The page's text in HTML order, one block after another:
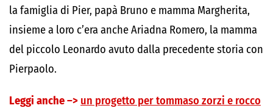
la famiglia di Pier, papà Bruno e mamma Margherita,
insieme a loro c’era anche Ariadna Romero, la mamma
del piccolo Leonardo avuto dalla precedente storia con
Pierpaolo.
Leggi anche –> un progetto per tommaso zorzi e rocco